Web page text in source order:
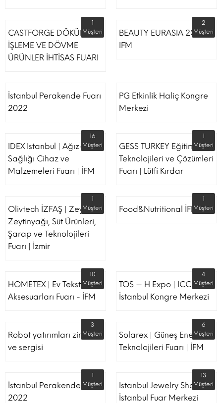
CASTFORGE DÖKÜM,
İŞLEME VE DÖVME
ÜRÜNLER İHTİSAS FUARI
1
Müşteri
BEAUTY EURASIA 2022
IFM
2
Müşteri
İstanbul Perakende Fuarı
2022
PG Etkinlik Haliç Kongre
Merkezi
IDEX Istanbul | Ağız-Diş
Sağlığı Cihaz ve
Malzemeleri Fuarı | İFM
16
Müşteri
GESS TURKEY Eğitim
Teknolojileri ve Çözümleri
Fuarı | Lütfi Kırdar
1
Müşteri
Olivtech İZFAŞ | Zeytin,
Zeytinyağı, Süt Ürünleri,
Şarap ve Teknolojileri
Fuarı | İzmir
1
Müşteri
Food&Nutritional İFM
1
Müşteri
HOMETEX | Ev Tekstili Ve
Aksesuarları Fuarı - İFM
10
Müşteri
TOS + H Expo | ICC -
İstanbul Kongre Merkezi
4
Müşteri
Robot yatırımları zirvesi
ve sergisi
3
Müşteri
Solarex | Güneş Enerjisi &
Teknolojileri Fuarı | İFM
6
Müşteri
İstanbul Perakende Fuarı
2022
1
Müşteri
Istanbul Jewelry Show |
İstanbul Fuar Merkezi
13
Müşteri